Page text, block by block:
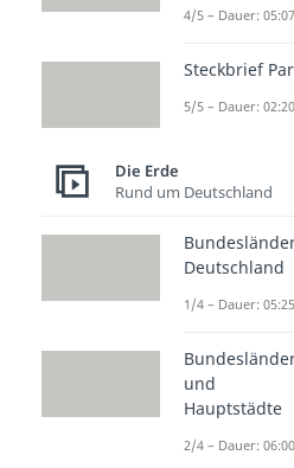
Was
besonders?
Der
Räume
und
Gäste aus aller
Diese Räume
4/5 – Dauer: 05:07
Steckbrief
5/5 – Dauer: 02:20
Die Erde
Rund um Deutschland
Deutschland
1/4 – Dauer: 05:25
und
Hauptstädte
2/4 – Dauer: 06:00